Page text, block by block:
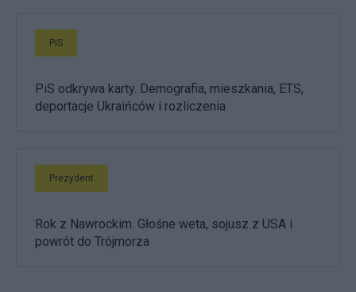
PiS
PiS odkrywa karty. Demografia, mieszkania, ETS,
deportacje Ukraińców i rozliczenia
Prezydent
Rok z Nawrockim. Głośne weta, sojusz z USA i
powrót do Trójmorza